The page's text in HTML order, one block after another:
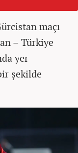
maçı
– Türkiye
yer
şekilde